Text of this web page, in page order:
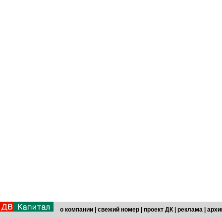
о компании свежий номер проект ДК реклама